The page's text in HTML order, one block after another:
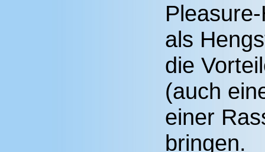
als
die
(auch
einer
bringen.